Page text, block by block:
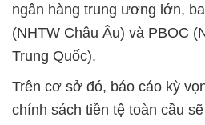
ngân hàng trung ương lớn,
(NHTW Châu Âu) và PBOC
Trung Quốc).
Trên cơ sở đó, báo cáo kỳ
chính sách tiền tệ toàn cầu